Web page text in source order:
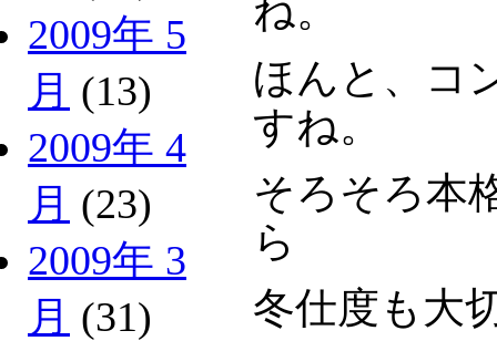
2009年 5
月 (13)
2009年 4
月 (23)
2009年 3
月 (31)
ね。
ほんと、コ
すね。
そろそろ本
ら
冬仕度も大